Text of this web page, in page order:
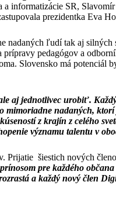
informatizácie SR,
prezidentka Eva
nadaných ľudí tak aj
pedagógov a
Slovensko má potenciál
aj jednotlivec urobiť.
nadaných,
z krajín z celého
významu talentu v
šiestich nových
pre každého
a každý nový člen